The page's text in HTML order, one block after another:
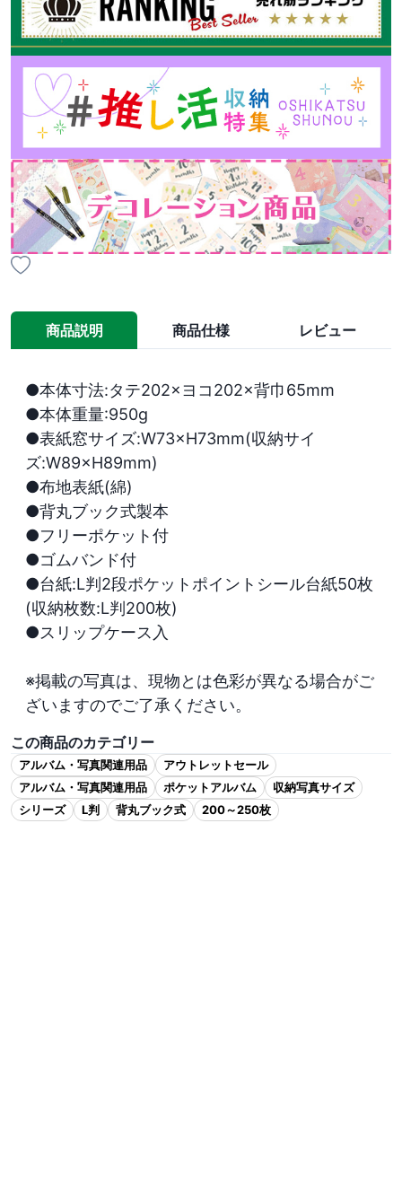
商品説明 商品仕様 レビュー
●本体寸法:タテ202×ヨコ202×背巾65mm
●本体重量:950g
●表紙窓サイズ:W73×H73mm(収納サイ
ズ:W89×H89mm)
●布地表紙(綿)
●背丸ブック式製本
●フリーポケット付
●ゴムバンド付
●台紙:L判2段ポケットポイントシール台紙50枚
(収納枚数:L判200枚)
●スリップケース入
※掲載の写真は、現物とは色彩が異なる場合がご
ざいますのでご了承ください。
この商品のカテゴリー
アルバム・写真関連用品
アウトレットセール
アルバム・写真関連用品
ポケットアルバム
収納写真サイズ
シリーズ
L判 背丸ブック式 200～250枚